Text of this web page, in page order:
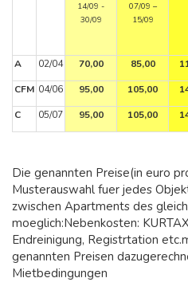
14/09 -
30/09
07/09 –
15/09
A 02/04 70,00 85,00
CFM 04/06 95,00 105,00
C
05/07 95,00 105,00
Die genannten Preise(in euro
Musterauswahl fuer jedes
zwischen Apartments des
moeglich:Nebenkosten:
Endreinigung, Registrtation
genannten Preisen
Mietbedingungen